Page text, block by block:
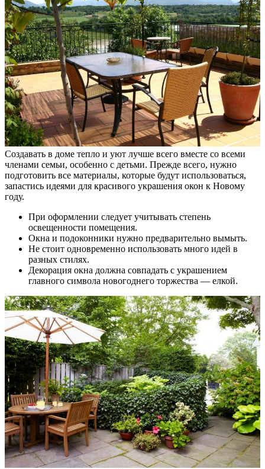
Создавать в доме тепло и уют лучше всего вместе со всеми
членами семьи, особенно с детьми. Прежде всего, нужно
подготовить все материалы, которые будут использоваться,
запастись идеями для красивого украшения окон к Новому
году.
При оформлении следует учитывать степень
освещенности помещения.
Окна и подоконники нужно предварительно вымыть.
Не стоит одновременно использовать много идей в
разных стилях.
Декорация окна должна совпадать с украшением
главного символа новогоднего торжества — елкой.